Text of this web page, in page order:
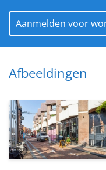
Aanmelden voor
Afbeeldingen